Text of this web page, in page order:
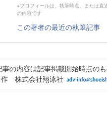
※プロフィールは、執筆時点、または直
の内容です
この著者の最近の執筆記事
事の内容は記事掲載開始時点の
作 株式会社翔泳社